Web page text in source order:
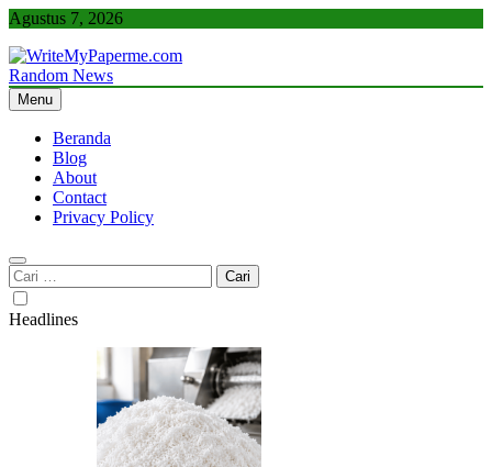
Skip
content
Agustus 7, 2026
WriteMyPaperme.com
Bisnis, Kuliner, Teknologi
Random News
Menu
Beranda
Blog
About
Contact
Privacy Policy
Cari
untuk:
Headlines